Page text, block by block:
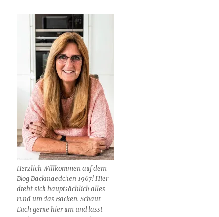
Herzlich Willkommen auf dem
Blog Backmaedchen 1967! Hier
dreht sich hauptsächlich alles
rund um das Backen. Schaut
Euch gerne hier um und lasst